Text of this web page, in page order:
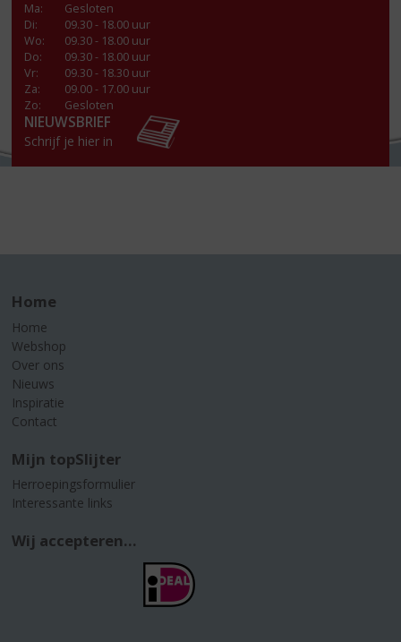
Ma:
Gesloten
Di:
09.30 - 18.00 uur
Wo:
09.30 - 18.00 uur
Do:
09.30 - 18.00 uur
Vr:
09.30 - 18.30 uur
Za:
09.00 - 17.00 uur
Zo:
Gesloten
NIEUWSBRIEF
Schrijf je hier in
Home
Home
Webshop
Over ons
Nieuws
Inspiratie
Contact
Mijn topSlijter
Herroepingsformulier
Interessante links
Wij accepteren...